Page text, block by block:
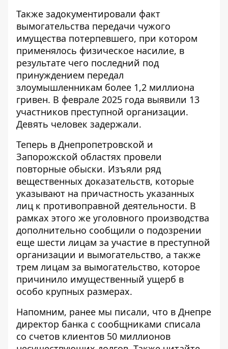
Также задокументировали факт
вымогательства передачи чужого
имущества потерпевшего, при котором
применялось физическое насилие, в
результате чего последний под
принуждением передал
злоумышленникам более 1,2 миллиона
гривен. В феврале 2025 года выявили 13
участников преступной организации.
Девять человек задержали.
Теперь в Днепропетровской и
Запорожской областях провели
повторные обыски. Изъяли ряд
вещественных доказательств, которые
указывают на причастность указанных
лиц к противоправной деятельности. В
рамках этого же уголовного производства
дополнительно сообщили о подозрении
еще шести лицам за участие в преступной
организации и вымогательство, а также
трем лицам за вымогательство, которое
причинило имущественный ущерб в
особо крупных размерах.
Напомним, ранее мы писали, что в Днепре
директор банка с сообщниками списала
со счетов клиентов 50 миллионов